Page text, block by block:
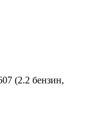
(2.2 бензин,